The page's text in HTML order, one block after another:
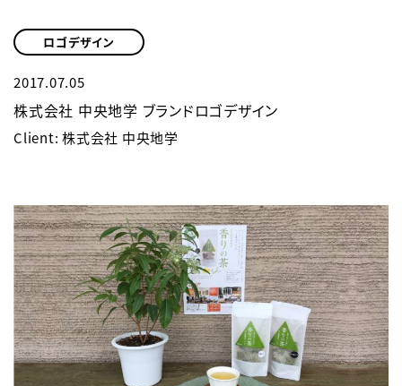
ロゴデザイン
2017.07.05
株式会社 中央地学 ブランドロゴデザイン
Client: 株式会社 中央地学